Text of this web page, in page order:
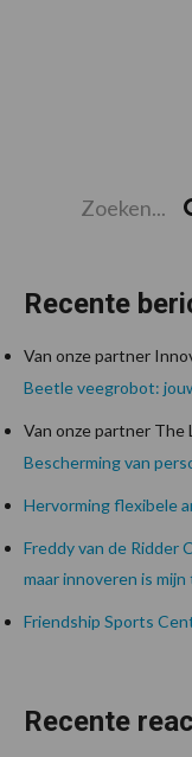
Recente
Van onze partner
Beetle veegrobot:
Van onze partner The
Bescherming van
Hervorming flexibele
Freddy van de Ridder
maar innoveren is
Friendship Sports
Recente